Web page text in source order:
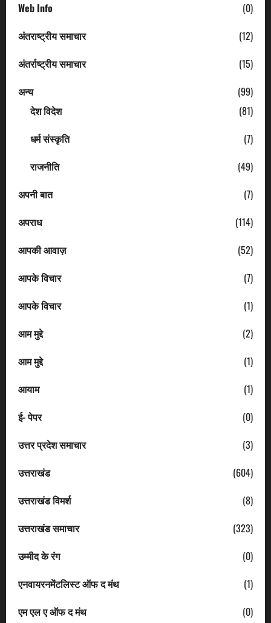
Web Info
(0)
अंतराष्ट्रीय समाचार
(12)
अंतर्राष्ट्रीय समाचार
(15)
अन्य
(99)
देश विदेश
(81)
धर्म संस्कृति
(7)
राजनीति
(49)
अपनी बात
(7)
अपराध
(114)
आपकी आवाज़
(52)
आपके विचार
(7)
आपके विचार
(1)
आम मुद्दे
(2)
आम मुद्दे
(1)
आयाम
(1)
ई- पेपर
(0)
उत्तर प्रदेश समाचार
(3)
उत्तराखंड
(604)
उत्तराखंड विमर्श
(8)
उत्तराखंड समाचार
(323)
उम्मीद के रंग
(0)
एनवायरनमेंटलिस्ट ऑफ द मंथ
(1)
एम एल ए ऑफ द मंथ
(0)